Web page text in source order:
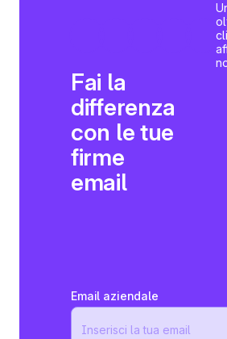
Fai la
differenza
con le tue
firme
email
Email aziendale